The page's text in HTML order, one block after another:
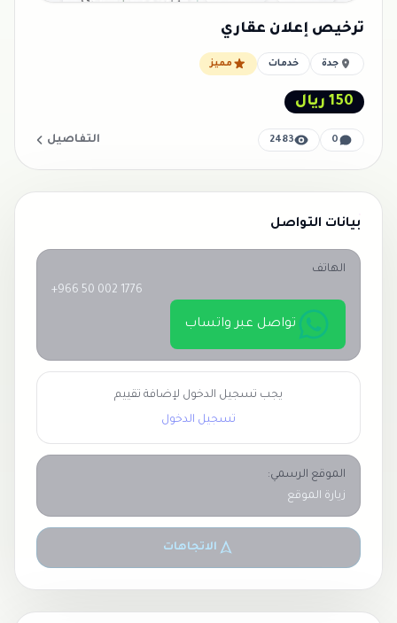
ترخيص إعلان عقاري
جدة خدمات مميز
150 ريال
0
2483 التفاصيل
بيانات التواصل
الهاتف
+966 50 002 1776
تواصل عبر واتساب
يجب تسجيل الدخول لإضافة تقييم
تسجيل الدخول
الموقع الرسمي:
زيارة الموقع
الاتجاهات